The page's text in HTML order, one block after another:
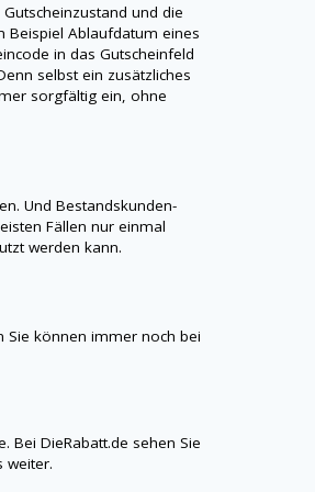
und die
Beispiel Ablaufdatum eines
in das Gutscheinfeld
selbst ein zusätzliches
sorgfältig ein, ohne
Und Bestandskunden-
Fällen nur einmal
werden kann.
Sie können immer noch bei
BeiDieRabatt.de sehen Sie
weiter.